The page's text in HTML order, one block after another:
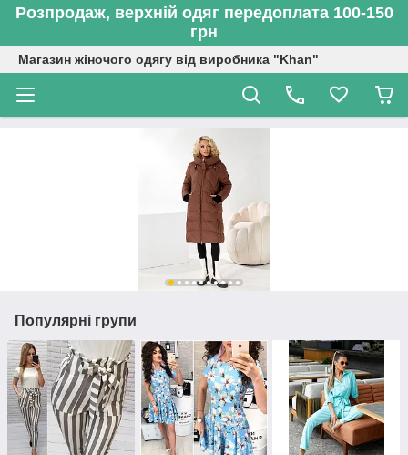
Розпродаж, верхній одяг передоплата 100-150
грн
Магазин жіночого одягу від виробника "Khan"
Популярні групи